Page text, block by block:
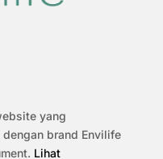
yang
brand Envilife
Lihat